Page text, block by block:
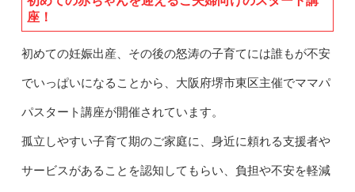
座！
初めての妊娠出産、その後の怒涛の子育てには誰もが不安
でいっぱいになることから、大阪府堺市東区主催でママパ
パスタート講座が開催されています。
孤立しやすい子育て期のご家庭に、身近に頼れる支援者や
サービスがあることを認知してもらい、負担や不安を軽減